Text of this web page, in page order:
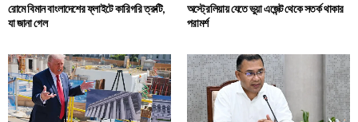
রোমে বিমান বাংলাদেশের ফ্লাইটে কারিগরি ত্রুটি,
যা জানা গেল
অস্ট্রেলিয়ায় যেতে ভুয়া এজেন্ট থেকে সতর্ক থাকার
পরামর্শ